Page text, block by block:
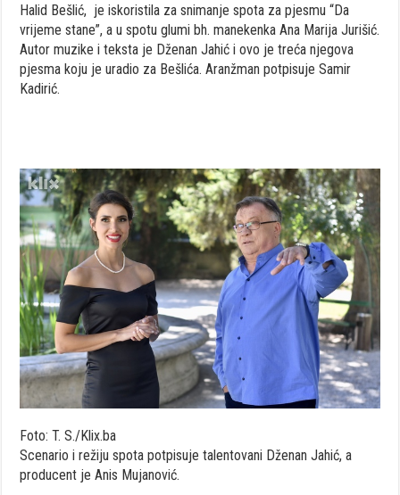
Halid Bešlić, je iskoristila za snimanje spota za pjesmu “Da
vrijeme stane”, a u spotu glumi bh. manekenka Ana Marija Jurišić.
Autor muzike i teksta je Dženan Jahić i ovo je treća njegova
pjesma koju je uradio za Bešlića. Aranžman potpisuje Samir
Kadirić.
Foto: T. S./Klix.ba
Scenario i režiju spota potpisuje talentovani Dženan Jahić, a
producent je Anis Mujanović.